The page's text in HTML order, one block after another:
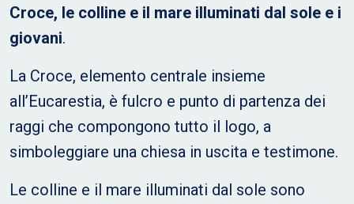
Croce, le colline e il mare illuminati dal sole e i
giovani.
La Croce, elemento centrale insieme
all’Eucarestia, è fulcro e punto di partenza dei
raggi che compongono tutto il logo, a
simboleggiare una chiesa in uscita e testimone.
Le colline e il mare illuminati dal sole sono